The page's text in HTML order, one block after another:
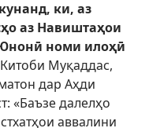
ки, аз
аз Навиштаҳои
номи илоҳӣ
Муқаддас,
дар Аҳди
«Баъзе далелҳо
аввалини